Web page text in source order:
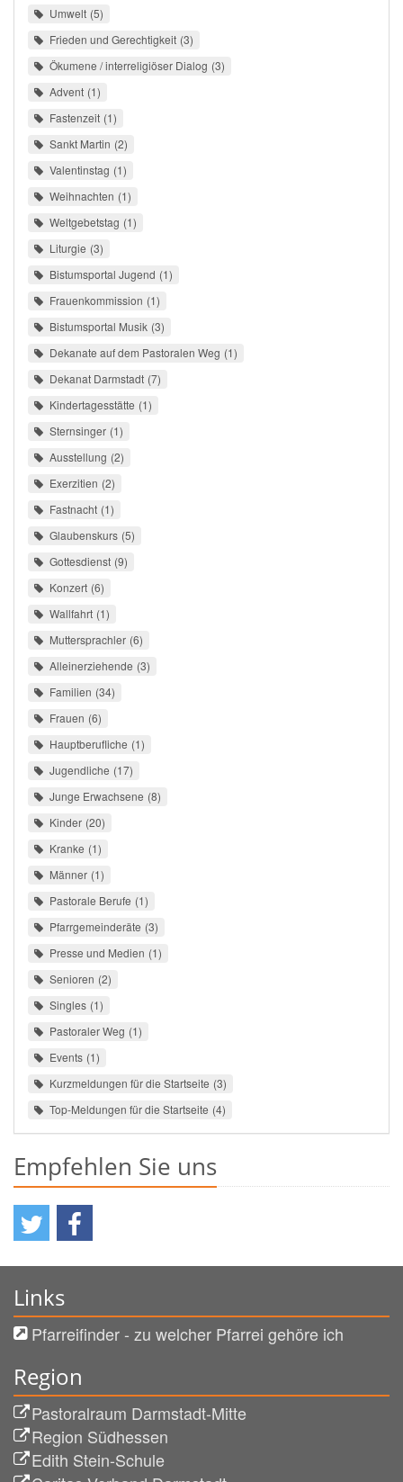
Umwelt 5
Frieden und Gerechtigkeit 3
Ökumene / interreligiöser Dialog 3
Advent 1
Fastenzeit 1
Sankt Martin 2
Valentinstag 1
Weihnachten 1
Weltgebetstag 1
Liturgie 3
Bistumsportal Jugend 1
Frauenkommission 1
Bistumsportal Musik 3
Dekanate auf dem Pastoralen Weg 1
Dekanat Darmstadt 7
Kindertagesstätte 1
Sternsinger 1
Ausstellung 2
Exerzitien 2
Fastnacht 1
Glaubenskurs 5
Gottesdienst 9
Konzert 6
Wallfahrt 1
Muttersprachler 6
Alleinerziehende 3
Familien 34
Frauen 6
Hauptberufliche 1
Jugendliche 17
Junge Erwachsene 8
Kinder 20
Kranke 1
Männer 1
Pastorale Berufe 1
Pfarrgemeinderäte 3
Presse und Medien 1
Senioren 2
Singles 1
Pastoraler Weg 1
Events 1
Kurzmeldungen für die Startseite 3
Top-Meldungen für die Startseite 4
Empfehlen Sie uns
Links
Pfarreifinder - zu welcher Pfarrei gehöre ich
Region
Pastoralraum Darmstadt-Mitte
Region Südhessen
Edith Stein-Schule